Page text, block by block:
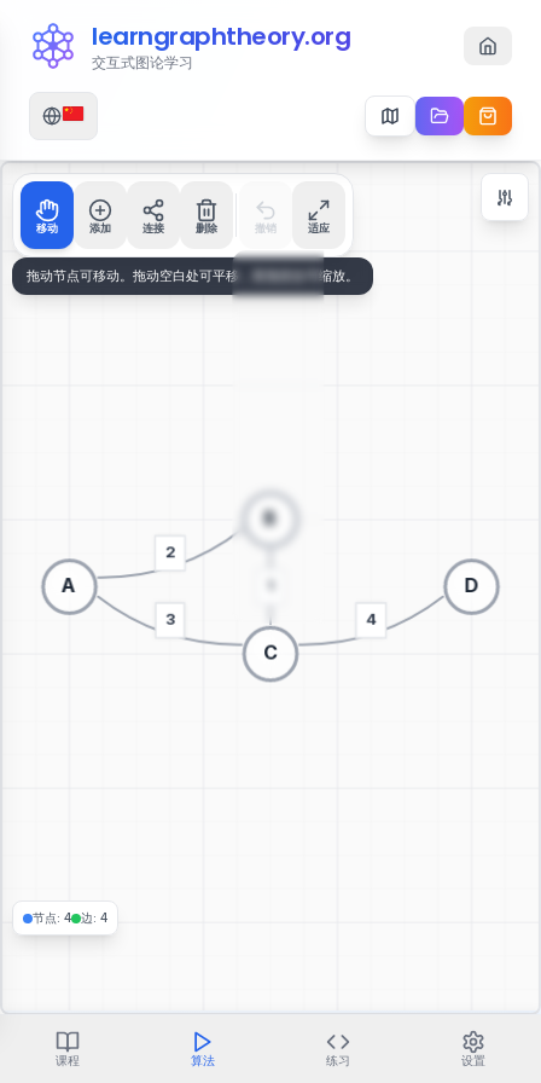
learngraphtheory.org
交互式图论学习
移动 添加 连接 删除 撤销 适应
Zoom Controls
切换到3D可视化
节点: 4 边: 4
课程 算法 练习 设置